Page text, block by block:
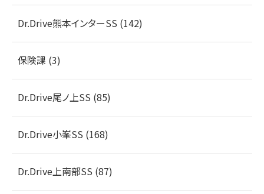
Dr.Drive熊本インターSS (142)
保険課 (3)
Dr.Drive尾ノ上SS (85)
Dr.Drive小峯SS (168)
Dr.Drive上南部SS (87)